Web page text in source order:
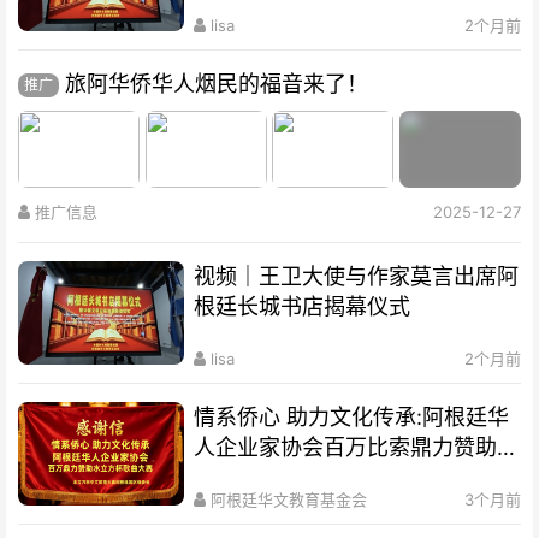
lisa 2个月前
推广 旅阿华侨华人烟民的福音来了！
推广信息 2025-12-27
视频｜王卫大使与作家莫言出席阿
根廷长城书店揭幕仪式
lisa 2个月前
情系侨心 助力文化传承:阿根廷华
人企业家协会百万比索鼎力赞助水
阿根廷华文教育基金会 3个月前